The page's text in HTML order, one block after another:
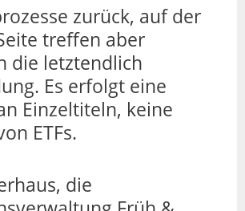
zurück, auf der
treffen aber
die letztendlich
Es erfolgt eine
Einzeltiteln, keine
ETFs.
die